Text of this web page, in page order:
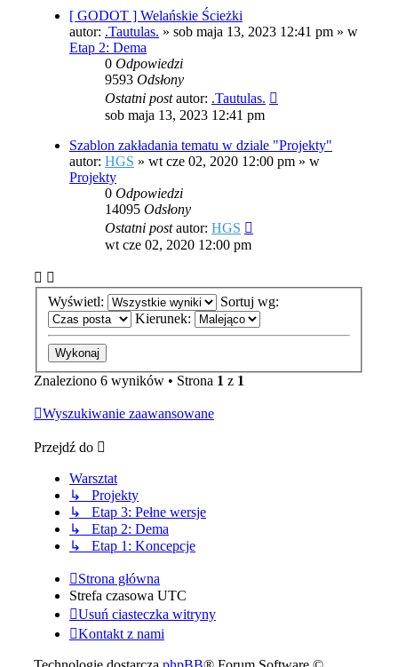
[ GODOT ] Welańskie Ścieżki
autor: .Tautulas. » sob maja 13, 2023 12:41 pm » w
Etap 2: Dema
0 Odpowiedzi
9593 Odsłony
Ostatni postautor: .Tautulas.
sob maja 13, 2023 12:41 pm
Szablon zakładania tematu w dziale "Projekty"
autor: HGS » wt cze 02, 2020 12:00 pm » w
Projekty
0 Odpowiedzi
14095 Odsłony
Ostatni postautor: HGS
wt cze 02, 2020 12:00 pm
Wyświetl:
Sortuj wg:
Kierunek:
Znaleziono 6 wyników • Strona 1 z 1
Wyszukiwanie zaawansowane
Przejdź do
Warsztat
↳ Projekty
↳ Etap 3: Pełne wersje
↳ Etap 2: Dema
↳ Etap 1: Koncepcje
Strona główna
Strefa czasowa UTC
Usuń ciasteczka witryny
Kontakt z nami